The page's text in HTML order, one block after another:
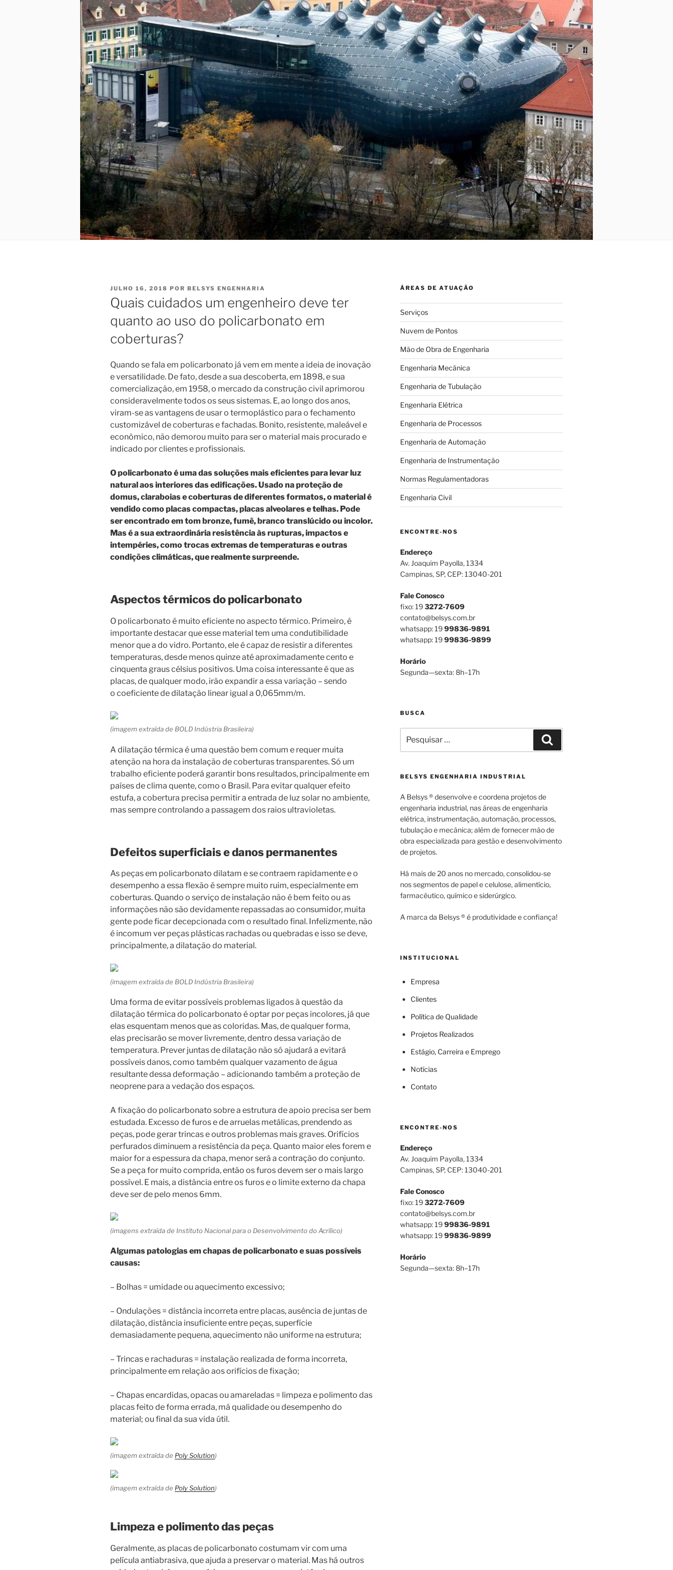
PUBLICADO
EM
JULHO 16, 2018 POR BELSYS ENGENHARIA
Quais cuidados um engenheiro deve ter
quanto ao uso do policarbonato em
coberturas?
Quando se fala em policarbonato já vem em mente a ideia de inovação
e versatilidade. De fato, desde a sua descoberta, em 1898, e sua
comercialização, em 1958, o mercado da construção civil aprimorou
consideravelmente todos os seus sistemas. E, ao longo dos anos,
viram-se as vantagens de usar o termoplástico para o fechamento
customizável de coberturas e fachadas. Bonito, resistente, maleável e
econômico, não demorou muito para ser o material mais procurado e
indicado por clientes e profissionais.
O policarbonato é uma das soluções mais eficientes para levar luz
natural aos interiores das edificações. Usado na proteção de
domus, claraboias e coberturas de diferentes formatos, o material é
vendido como placas compactas, placas alveolares e telhas. Pode
ser encontrado em tom bronze, fumê, branco translúcido ou incolor.
Mas é a sua extraordinária resistência às rupturas, impactos e
intempéries, como trocas extremas de temperaturas e outras
condições climáticas, que realmente surpreende.
Aspectos térmicos do policarbonato
O policarbonato é muito eficiente no aspecto térmico. Primeiro, é
importante destacar que esse material tem uma condutibilidade
menor que a do vidro. Portanto, ele é capaz de resistir a diferentes
temperaturas, desde menos quinze até aproximadamente cento e
cinquenta graus célsius positivos. Uma coisa interessante é que as
placas, de qualquer modo, irão expandir a essa variação – sendo
o coeficiente de dilatação linear igual a 0,065mm/m.
(imagem extraída de BOLD Indústria Brasileira)
A dilatação térmica é uma questão bem comum e requer muita
atenção na hora da instalação de coberturas transparentes. Só um
trabalho eficiente poderá garantir bons resultados, principalmente em
países de clima quente, como o Brasil. Para evitar qualquer efeito
estufa, a cobertura precisa permitir a entrada de luz solar no ambiente,
mas sempre controlando a passagem dos raios ultravioletas.
Defeitos superficiais e danos permanentes
As peças em policarbonato dilatam e se contraem rapidamente e o
desempenho a essa flexão é sempre muito ruim, especialmente em
coberturas. Quando o serviço de instalação não é bem feito ou as
informações não são devidamente repassadas ao consumidor, muita
gente pode ficar decepcionada com o resultado final. Infelizmente, não
é incomum ver peças plásticas rachadas ou quebradas e isso se deve,
principalmente, a dilatação do material.
(imagem extraída de BOLD Indústria Brasileira)
Uma forma de evitar possíveis problemas ligados à questão da
dilatação térmica do policarbonato é optar por peças incolores, já que
elas esquentam menos que as coloridas. Mas, de qualquer forma,
elas precisarão se mover livremente, dentro dessa variação de
temperatura. Prever juntas de dilatação não só ajudará a evitará
possíveis danos, como também qualquer vazamento de água
resultante dessa deformação – adicionando também a proteção de
neoprene para a vedação dos espaços.
A fixação do policarbonato sobre a estrutura de apoio precisa ser bem
estudada. Excesso de furos e de arruelas metálicas, prendendo as
peças, pode gerar trincas e outros problemas mais graves. Orifícios
perfurados diminuem a resistência da peça. Quanto maior eles forem e
maior for a espessura da chapa, menor será a contração do conjunto.
Se a peça for muito comprida, então os furos devem ser o mais largo
possível. E mais, a distância entre os furos e o limite externo da chapa
deve ser de pelo menos 6mm.
(imagens extraída de Instituto Nacional para o Desenvolvimento do Acrílico)
Algumas patologias em chapas de policarbonato e suas possíveis
causas:
– Bolhas = umidade ou aquecimento excessivo;
– Ondulações = distância incorreta entre placas, ausência de juntas de
dilatação, distância insuficiente entre peças, superfície
demasiadamente pequena, aquecimento não uniforme na estrutura;
– Trincas e rachaduras = instalação realizada de forma incorreta,
principalmente em relação aos orifícios de fixação;
– Chapas encardidas, opacas ou amareladas = limpeza e polimento das
placas feito de forma errada, má qualidade ou desempenho do
material; ou final da sua vida útil.
(imagem extraída de Poly Solution)
(imagem extraída de Poly Solution)
Limpeza e polimento das peças
Geralmente, as placas de policarbonato costumam vir com uma
película antiabrasiva, que ajuda a preservar o material. Mas há outros
ÁREAS DE ATUAÇÃO
Serviços
Nuvem de Pontos
Mão de Obra de Engenharia
Engenharia Mecânica
Engenharia de Tubulação
Engenharia Elétrica
Engenharia de Processos
Engenharia de Automação
Engenharia de Instrumentação
Normas Regulamentadoras
Engenharia Civil
ENCONTRE-NOS
Endereço
Av. Joaquim Payolla, 1334
Campinas, SP, CEP: 13040-201
Fale Conosco
fixo: 193272-7609
contato@belsys.com.br
whatsapp: 1999836-9891
whatsapp: 1999836-9899
Horário
Segunda—sexta: 8h–17h
BUSCA
por:
BELSYS ENGENHARIA INDUSTRIAL
A Belsys ® desenvolve e coordena projetos de
engenharia industrial, nas áreas de engenharia
elétrica, instrumentação, automação, processos,
tubulação e mecânica; além de fornecer mão de
obra especializada para gestão e desenvolvimento
de projetos.
Há mais de 20 anos no mercado, consolidou-se
nos segmentos de papel e celulose, alimentício,
farmacêutico, químico e siderúrgico.
A marca da Belsys ® é produtividade e confiança!
INSTITUCIONAL
Empresa
Clientes
Política de Qualidade
Projetos Realizados
Estágio, Carreira e Emprego
Notícias
Contato
ENCONTRE-NOS
Endereço
Av. Joaquim Payolla, 1334
Campinas, SP, CEP: 13040-201
Fale Conosco
fixo: 193272-7609
contato@belsys.com.br
whatsapp: 1999836-9891
whatsapp: 1999836-9899
Horário
Segunda—sexta: 8h–17h